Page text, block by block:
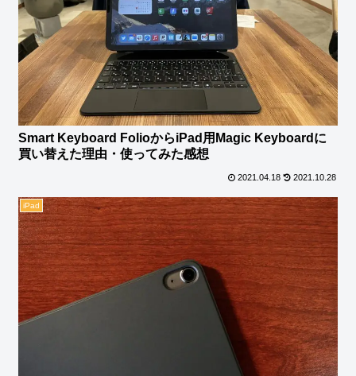
Smart Keyboard FolioからiPad用Magic Keyboardに
買い替えた理由・使ってみた感想
2021.04.18 2021.10.28
iPad